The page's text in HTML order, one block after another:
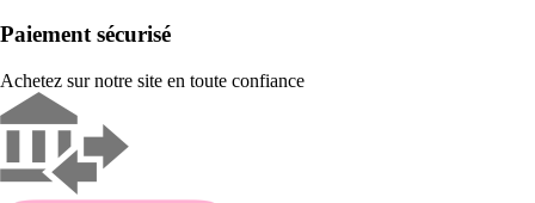
Paiement sécurisé
Achetez sur notre site en toute confiance